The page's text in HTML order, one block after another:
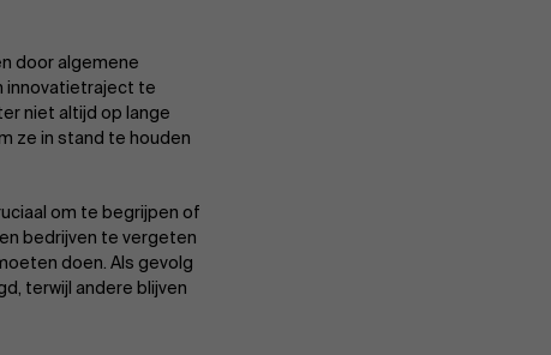
door algemene
innovatietraject te
niet altijd op lange
ze in stand te houden
om te begrijpen of
bedrijven te vergeten
doen. Als gevolg
terwijl andere blijven